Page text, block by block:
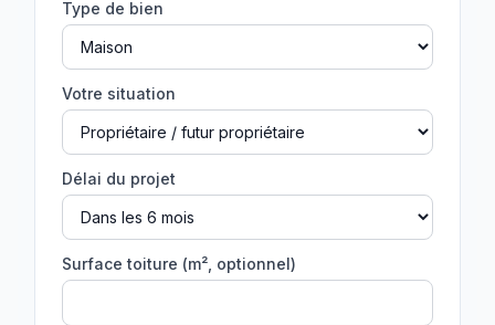
Type de bien
Votre situation
Délai du projet
Surface toiture (m², optionnel)